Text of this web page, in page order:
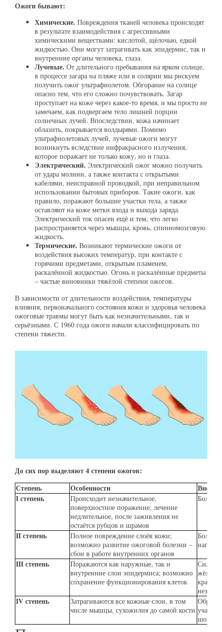
Ожоги бывают:
Химические. Повреждения тканей человека происходят
в результате взаимодействия с агрессивными
химическими веществами: кислотой, щёлочью, едкой
жидкостью. Они могут затрагивать как эпидермис, так и
внутренние органы человека, глаза.
Лучевые. От длительного пребывания на ярком солнце,
в процессе загара на пляже или в солярии мы рискуем
получить ожог ультрафиолетом. Обгорание на солнце
опасно тем, что его сложно почувствовать. Загар
проступает на коже через какое-то время, и мы просто не
замечаем, как подвергаем тело лишней порции
солнечных лучей. Впоследствии, кожа начинает
облазить, покрывается волдырями. Помимо
ультрафиолетовых лучей, лучевые ожоги могут
возникнуть вследствие инфракрасного излучения,
которое поражает не только кожу, но и глаза.
Электрический. Электрический ожог можно получить
от удара молнии, а также контакта с открытыми
кабелями, неисправной проводкой, при неправильном
использовании бытовых приборов. Такие ожоги, как
правило, поражают большие участки тела, а также
оставляют на коже метки входа и выхода заряда.
Электрический ток опасен ещё и тем, что легко
распространяется через мышцы, кровь, спинномозговую
жидкость.
Термические. Возникают термические ожоги от
воздействия высоких температур, при контакте с
горячими предметами, открытым пламенем,
раскалённой жидкостью. Огонь и раскалённые предметы
– частые виновники тяжёлой степени ожогов.
В зависимости от длительности воздействия, температуры
влияния, первоначального состояния кожи и здоровья человека
ожоговые травмы могут быть как незначительными, так и
серьёзными. С 1960 года ожоги начали классифицировать по
степени тяжести.
До сих пор выделяют 4 степени ожогов:
Степень
Особенности
I степень
Происходит незначительное,
поверхностное поражение; лечение
недлительное, после заживления не
остаётся рубцов и шрамов
II степень
Полное повреждение слоёв кожи;
возможно развитие ожоговой болезни –
сбои в работе внутренних органов
III степень
Поражаются как наружные, так и
внутренние слои эпидермиса; возможно
сохранение функционирования клеток
жёлтой
IV степень
Затрагиваются все кожные слои, в том
числе мышцы, сухожилия до самой кости
шок,